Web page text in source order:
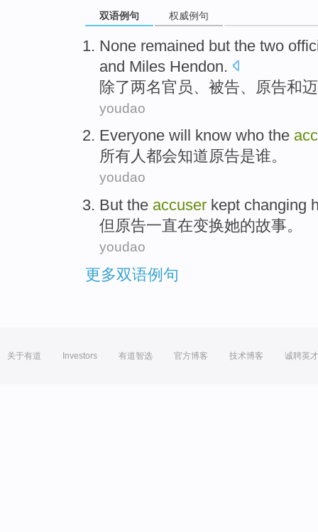
双语例句 权威例句
None remained but the two
and Miles Hendon.
除了两名官员、 被告、 原告和
youdao
Everyone will know who the
所有人都会知道原告是谁。
youdao
But the accuser kept changing
但 原告一直在变换她的故事。
youdao
更多双语例句
关于有道 Investors 有道智选 官方博客 技术博客 诚聘英才